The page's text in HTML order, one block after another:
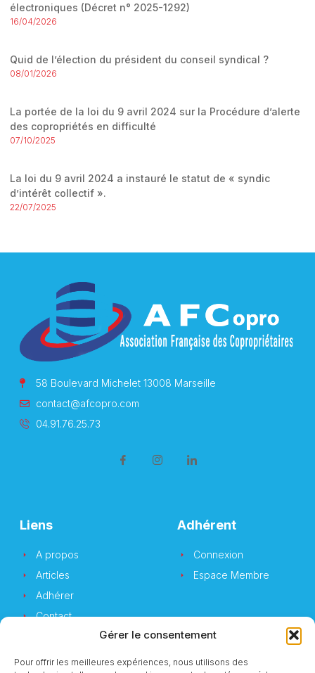
Gérer le consentement
Pour offrir les meilleures expériences, nous utilisons des
électroniques (Décret n° 2025-1292)
16/04/2026
Quid de l’élection du président du conseil syndical ?
08/01/2026
La portée de la loi du 9 avril 2024 sur la Procédure d’alerte
des copropriétés en difficulté
07/10/2025
La loi du 9 avril 2024 a instauré le statut de « syndic
d’intérêt collectif ».
22/07/2025
58 Boulevard Michelet 13008 Marseille
contact@afcopro.com
04.91.76.25.73
Liens
A propos
Articles
Adhérer
Contact
Adhérent
Connexion
Espace Membre